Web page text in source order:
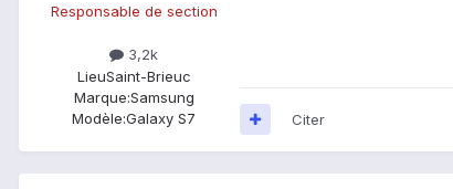
Responsable de section
3,2k
LieuSaint-Brieuc
Marque:Samsung
Modèle:Galaxy S7 Citer